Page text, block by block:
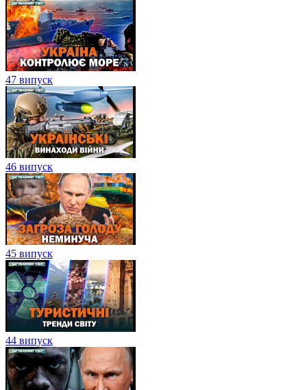
47 випуск
46 випуск
45 випуск
44 випуск